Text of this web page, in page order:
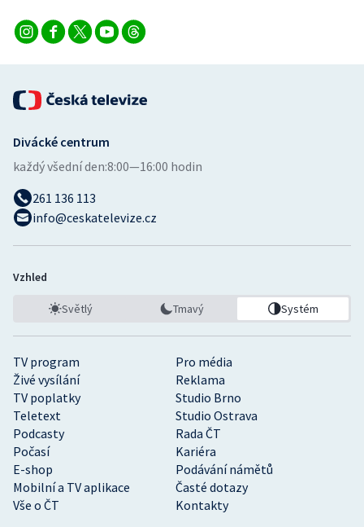
TV program
Pro média
Živé vysílání
Reklama
TV poplatky
Studio Brno
Teletext
Studio Ostrava
Podcasty
Rada ČT
Počasí
Kariéra
E-shop
Podávání námětů
Mobilní a TV aplikace
Časté dotazy
Vše o ČT
Kontakty
Divácké centrum
každý všední den:8:00—16:00 hodin
261 136 113
info@ceskatelevize.cz
Vzhled
Světlý Tmavý Systém